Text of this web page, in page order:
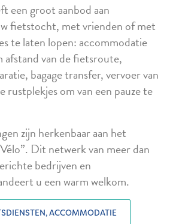
een groot aanbod aan
fietstocht, met vrienden of met
te laten lopen: accommodatie
afstand van de fietsroute,
bagage transfer, vervoer van
om van een pauze te
zijn herkenbaar aan het
Dit netwerk van meer dan
bedrijven en
u een warm welkom.
ACCOMMODATIE